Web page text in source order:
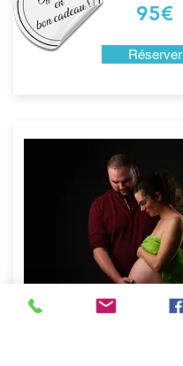
95€
Réserver